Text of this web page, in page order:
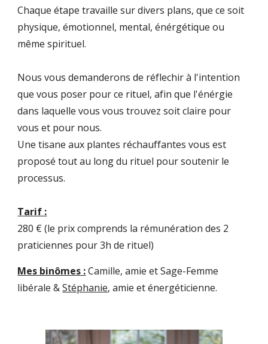
Chaque étape travaille sur divers plans, que ce soit
physique, émotionnel, mental, énérgétique ou
même spirituel.
Nous vous demanderons de réflechir à l'intention
que vous poser pour ce rituel, afin que l'énérgie
dans laquelle vous vous trouvez soit claire pour
vous et pour nous.
Une tisane aux plantes réchauffantes vous est
proposé tout au long du rituel pour soutenir le
processus.
Tarif :
280 € (le prix comprends la rémunération des 2
praticiennes pour 3h de rituel)
Mes binômes :Camille, amie et Sage-Femme
libérale &Stéphanie, amie et énergéticienne.